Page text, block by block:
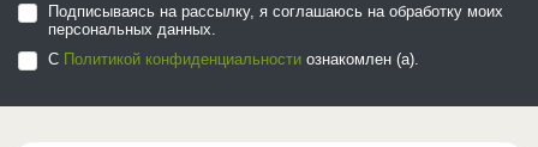
Подписываясь на рассылку, я соглашаюсь на обработку моих
персональных данных.
С Политикой конфиденциальности ознакомлен (а).